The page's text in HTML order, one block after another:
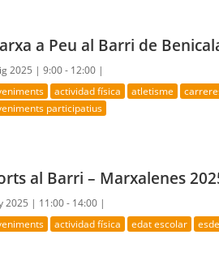
a Peu al Barri de
2025 |9:00 - 12:00 |
actividad física atletisme
participatius
al Barri – Marxalenes
2025 | 11:00 - 14:00 |
actividad física edat escolar